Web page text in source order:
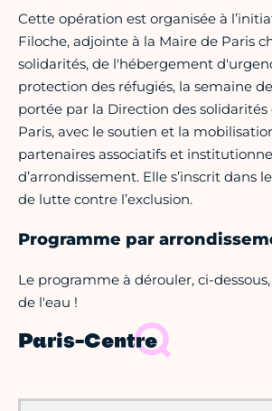
Cette opération est organisée à
Filoche, adjointe à la Maire de Paris
solidarités, de l'hébergement
protection des réfugiés, la semaine
portée par la Direction des solidarités
Paris, avec le soutien et la
partenaires associatifs et
d’arrondissement. Elle s’inscrit dans
de lutte contre l’exclusion.
Programme par
Le programme à dérouler, ci-
de l'eau !
Paris-Centre